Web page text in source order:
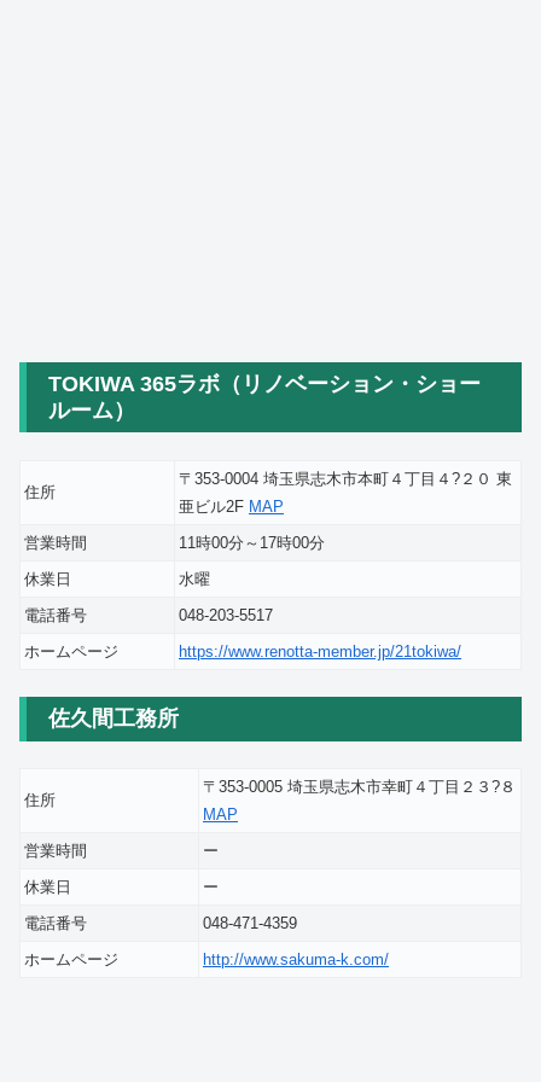
TOKIWA 365ラボ（リノベーション・ショー
ルーム）
住所
〒353-0004 埼玉県志木市本町４丁目４?２０ 東
亜ビル2F MAP
営業時間
11時00分～17時00分
休業日
水曜
電話番号
048-203-5517
ホームページ
https://www.renotta-member.jp/21tokiwa/
佐久間工務所
住所
〒353-0005 埼玉県志木市幸町４丁目２３?８
MAP
営業時間
ー
休業日
ー
電話番号
048-471-4359
ホームページ
http://www.sakuma-k.com/